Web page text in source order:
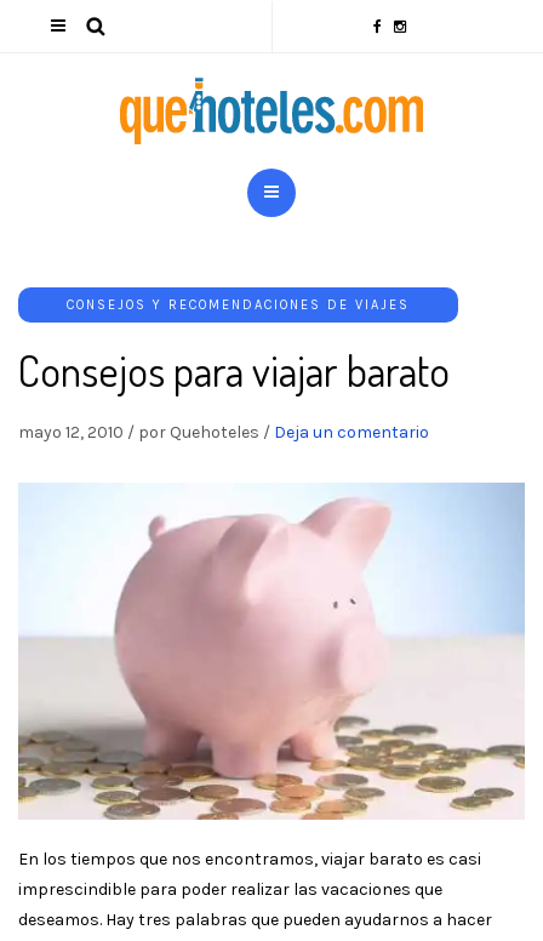
CONSEJOS Y RECOMENDACIONES DE VIAJES
Consejos para viajar barato
mayo 12, 2010 / por Quehoteles / Deja un comentario
En los tiempos que nos encontramos, viajar barato es casi
imprescindible para poder realizar las vacaciones que
deseamos. Hay tres palabras que pueden ayudarnos a hacer